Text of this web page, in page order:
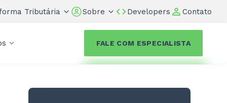
Tributária Sobre Developers Contato
FALE COM ESPECIALISTA